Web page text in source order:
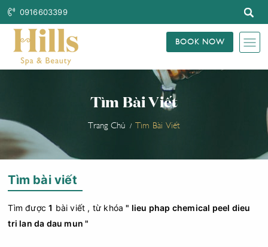
0916603399
BOOK NOW
Tìm Bài Viết
Trang Chủ Tìm Bài Viết
Tìm bài viết
Tìm được1 bài viết , từ khóa" lieu phap chemical peel dieu
tri lan da dau mun "